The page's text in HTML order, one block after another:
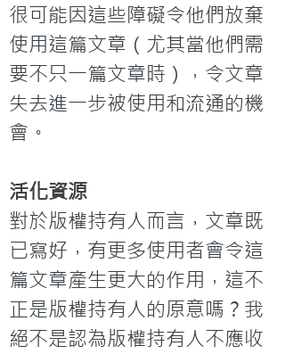
很可能因這些障礙令他們放棄
使用這篇文章（尤其當他們需
要不只一篇文章時），令文章
失去進一步被使用和流通的機
會。
活化資源
對於版權持有人而言，文章既
已寫好，有更多使用者會令這
篇文章產生更大的作用，這不
正是版權持有人的原意嗎？我
絕不是認為版權持有人不應收